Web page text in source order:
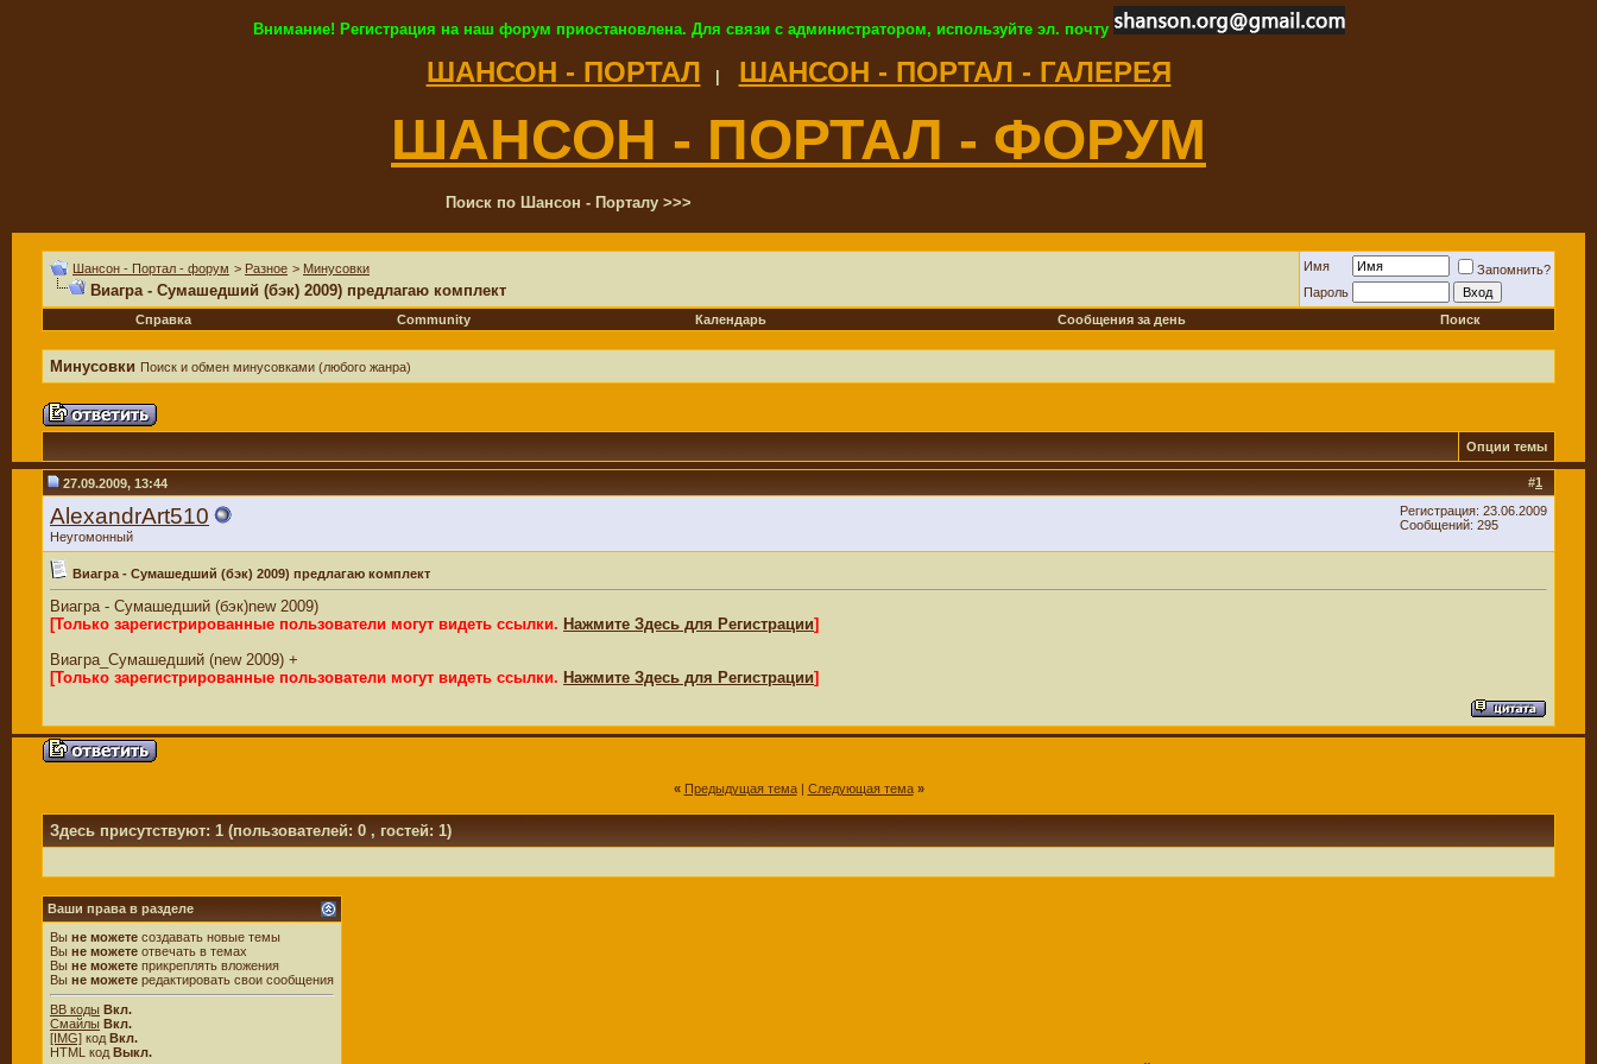
Внимание! Регистрация на наш форум приостановлена. Для связи с администратором, используйте эл. почту
ШАНСОН - ПОРТАЛ ШАНСОН - ПОРТАЛ - ГАЛЕРЕЯ
ШАНСОН - ПОРТАЛ - ФОРУМ
Поиск по Шансон - Порталу >>>
Шансон - Портал - форум > Разное > Минусовки
Виагра - Сумашедший (бэк) 2009) предлагаю комплект
Имя
Запомнить?
Пароль
Справка
Community Календарь Сообщения за день Поиск
Минусовки Поиск и обмен минусовками (любого жанра)
Опции темы
#1
27.09.2009, 13:44
AlexandrArt510
Неугомонный
Регистрация: 23.06.2009
Сообщений: 295
Виагра - Сумашедший (бэк) 2009) предлагаю комплект
Виагра - Сумашедший (бэк)new 2009)
[Только зарегистрированные пользователи могут видеть ссылки. Нажмите Здесь для Регистрации]
Виагра_Сумашедший (new 2009) +
[Только зарегистрированные пользователи могут видеть ссылки. Нажмите Здесь для Регистрации]
« Предыдущая тема| Следующая тема »
Здесь присутствуют: 1 (пользователей: 0 , гостей: 1)
Ваши права в разделе
Вы не можете создавать новые темы
Вы не можете отвечать в темах
Вы не можете прикреплять вложения
Вы не можете редактировать свои сообщения
BB коды Вкл.
Смайлы Вкл.
[IMG] код Вкл.
HTML код Выкл.